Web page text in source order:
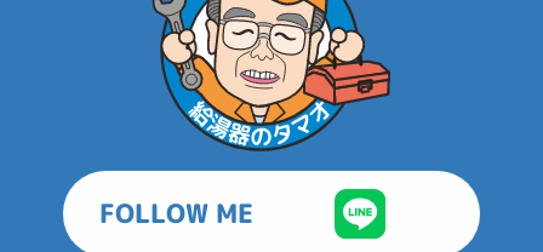
FOLLOW ME